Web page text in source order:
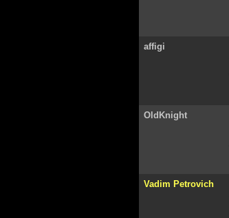
affigi
OldKnight
Vadim Petrovich